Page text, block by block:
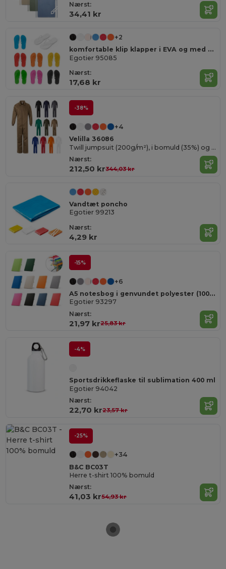
Nærst:
34,41 kr
+2
komfortable klip klapper i EVA og med PVC rem
Egotier 95085
Nærst:
17,68 kr
-38%
+4
Velilla 36086
Twill jumpsuit (200g/m²), i bomuld (35%) og polyester (65%)
Nærst:
212,50 kr344,03 kr
Vandtæt poncho
Egotier 99213
Nærst:
4,29 kr
-15%
+6
A5 notesbog i genvundet polyester (100% rPET) linjeret sider
Egotier 93297
Nærst:
21,97 kr25,83 kr
-4%
Sportsdrikkeflaske til sublimation 400 ml
Egotier 94042
Nærst:
22,70 kr23,57 kr
-25%
+34
B&C BC03T
Herre t-shirt 100% bomuld
Nærst:
41,03 kr54,93 kr